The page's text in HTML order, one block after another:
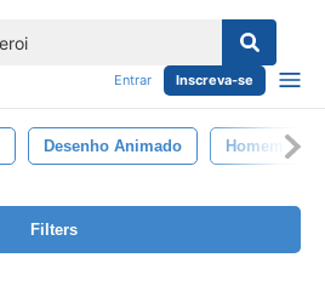
Entrar Inscreva-se
Desenho Animado Homem
Filters